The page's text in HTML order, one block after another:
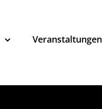
Veranstaltungen